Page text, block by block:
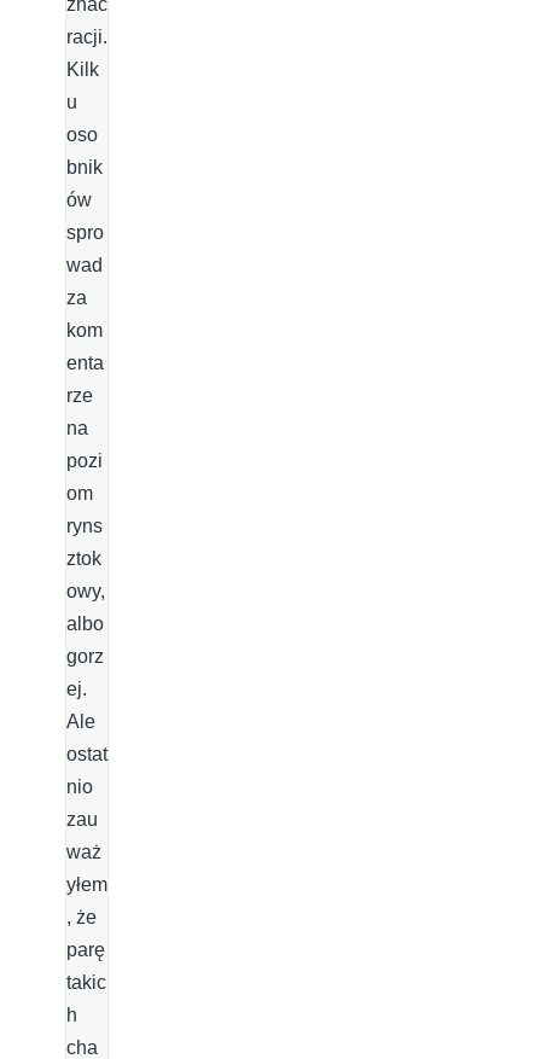
racji.
Kilk
u
oso
bnik
ów
spro
wad
za
kom
enta
rze
na
pozi
om
ryns
ztok
owy,
albo
gorz
ej.
Ale
ostat
nio
zau
waż
yłem
, że
parę
takic
h
cha